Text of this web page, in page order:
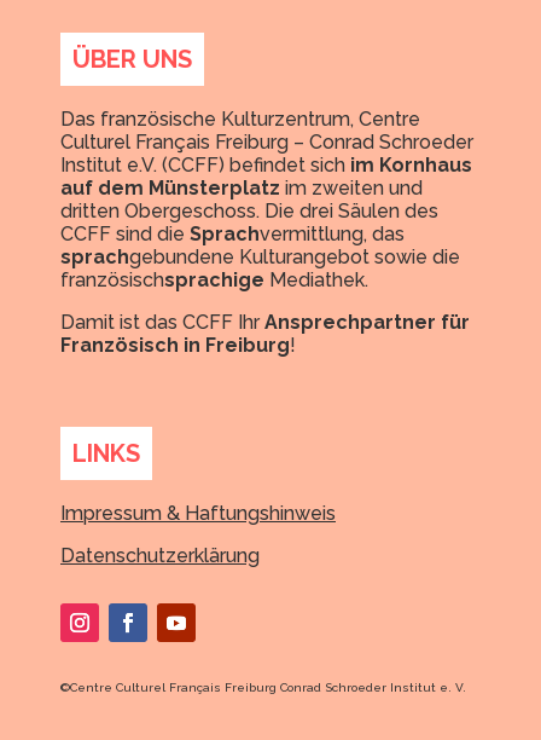
ÜBER UNS
Das französische Kulturzentrum, Centre
Culturel Français Freiburg – Conrad Schroeder
Institut e.V. (CCFF) befindet sich im Kornhaus
auf dem Münsterplatz im zweiten und
dritten Obergeschoss. Die drei Säulen des
CCFF sind die Sprachvermittlung, das
sprachgebundene Kulturangebot sowie die
französischsprachige Mediathek.
Damit ist das CCFF IhrAnsprechpartner für
Französisch in Freiburg!
LINKS
Impressum & Haftungshinweis
Datenschutzerklärung
©Centre Culturel Français Freiburg Conrad Schroeder Institut e. V.